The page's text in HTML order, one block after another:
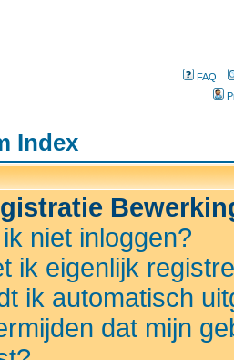
FAQ
Index
niet inloggen?
ik eigenlijk
ik automatisch
dat mijn